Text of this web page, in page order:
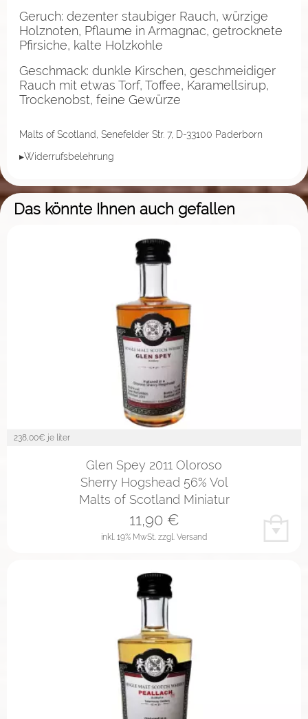
Geruch: dezenter staubiger Rauch, würzige
Holznoten, Pflaume in Armagnac, getrocknete
Pfirsiche, kalte Holzkohle
Geschmack: dunkle Kirschen, geschmeidiger
Rauch mit etwas Torf, Toffee, Karamellsirup,
Trockenobst, feine Gewürze
Malts of Scotland, Senefelder Str. 7, D-33100 Paderborn
▸Widerrufsbelehrung
Das könnte Ihnen auch gefallen
238,00€ je liter
Glen Spey 2011 Oloroso
Sherry Hogshead 56% Vol
Malts of Scotland Miniatur
inkl. 19% MwSt. zzgl. Versand
11,90€